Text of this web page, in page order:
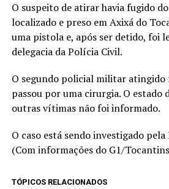
O suspeito de atirar havia fugido
localizado e preso em Axixá do
uma pistola e, após ser detido, foi
delegacia da Polícia Civil.
O segundo policial militar
passou por uma cirurgia. O estado
outras vítimas não foi informado.
O caso está sendo investigado
(Com informações do G1/
TÓPICOS RELACIONADOS